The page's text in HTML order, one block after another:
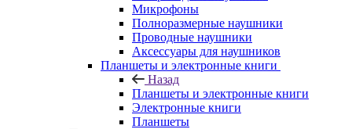
Микрофоны
Полноразмерные наушники
Проводные наушники
Аксессуары для наушников
Планшеты и электронные книги
Назад
Планшеты и электронные книги
Электронные книги
Планшеты